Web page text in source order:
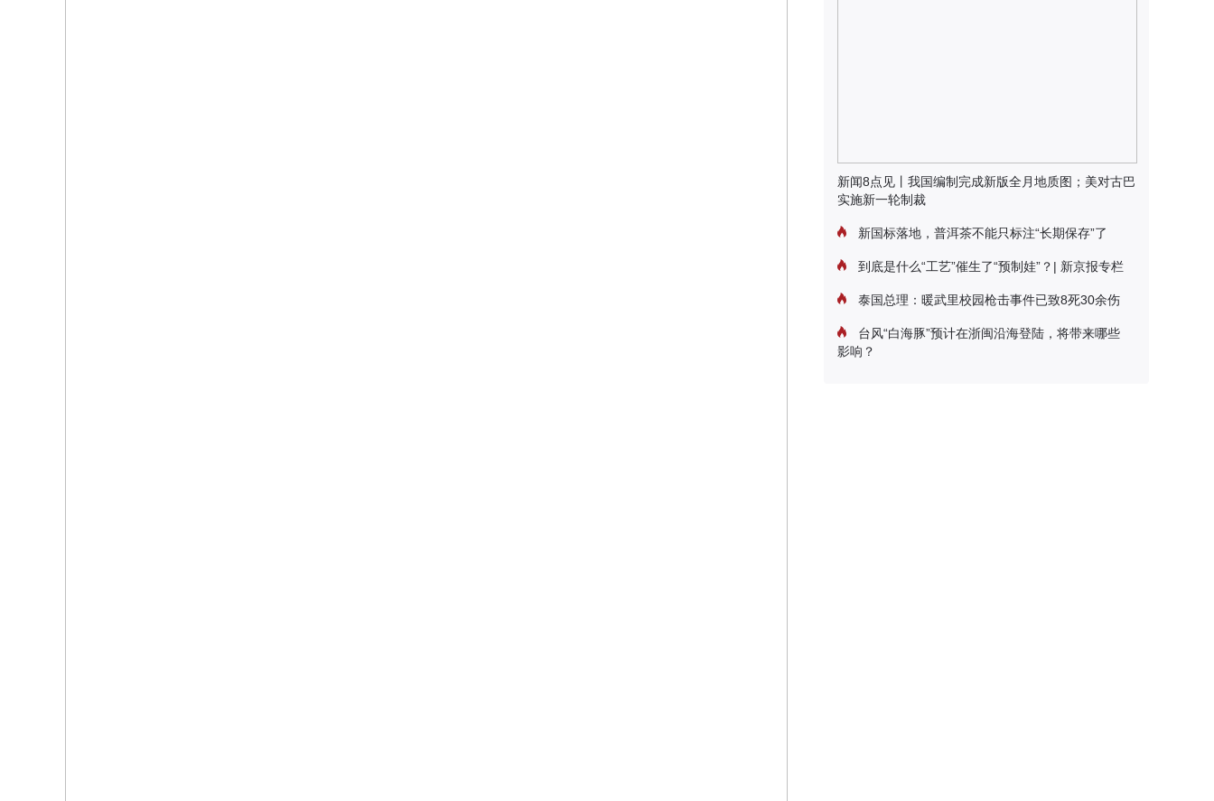
新闻8点见丨我国编制完成新版全月地质图；美对古巴
实施新一轮制裁
新国标落地，普洱茶不能只标注“长期保存”了
到底是什么“工艺”催生了“预制娃”？| 新京报专栏
泰国总理：暖武里校园枪击事件已致8死30余伤
台风“白海豚”预计在浙闽沿海登陆，将带来哪些
影响？